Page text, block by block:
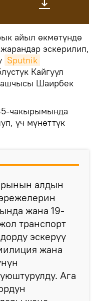
айыл өкмөтүндө
эскерилип,
Sputnik
Кайгуул
Шаирбек
чакырымында
үч мүнөттүк
алдын
жана 19-
транспорт
эскерүү
жана
Ага